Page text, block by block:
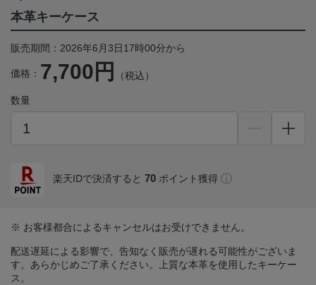
本革キーケース
販売期間：2026年6月3日17時00分から
価格： 7,700円 （税込）
数量
楽天IDで決済すると 70 ポイント獲得
※ お客様都合によるキャンセルはお受けできません。
配送遅延による影響で、告知なく販売が遅れる可能性がございま
す。あらかじめご了承ください。上質な本革を使用したキーケー
ス。